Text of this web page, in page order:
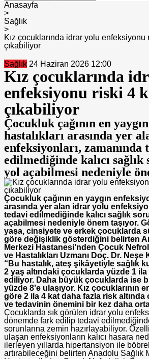
Anasayfa
>
Sağlık
>
Kız çocuklarında idrar yolu
çıkabiliyor
Sağlık 24 Haziran 2026 12:00
Kız çocuklarında
enfeksiyonu riski 4
çıkabiliyor
Çocukluk çağının en
hastalıkları arasında yer
enfeksiyonları, zamanında
edilmediğinde kalıcı sağlık
yol açabilmesi nedeniyle
Çocukluk çağının en yaygın
arasında yer alan idrar yolu
tedavi edilmediğinde kalıcı sağlık
açabilmesi nedeniyle önem taşıyor.
yaşa, cinsiyete ve erkek çocuklarda
göre değişiklik gösterdiğini belirten
Merkezi Hastanesi’nden Çocuk
ve Hastalıkları Uzmanı Doç. Dr. Neşe
“Bu hastalık, ateş şikâyetiyle sağlık
2 yaş altındaki çocuklarda yüzde 1 ila
ediliyor. Daha büyük çocuklarda ise
yüzde 8’e ulaşıyor. Kız çocuklarının
göre 2 ila 4 kat daha fazla risk altında
ve tedavinin önemini bir kez daha
Çocuklarda sık görülen idrar yolu
dönemde fark edilip tedavi
sorunlarına zemin hazırlayabiliyor.
ulaşan enfeksiyonların kalıcı hasara
ilerleyen yıllarda hipertansiyon ile
artırabileceğini belirten Anadolu Sağlık